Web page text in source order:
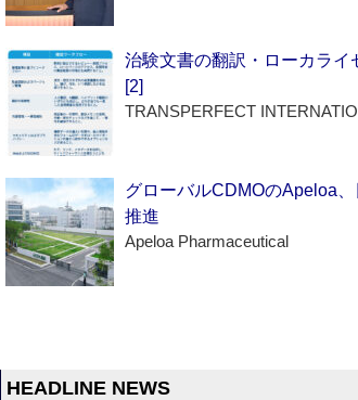
治験文書の翻訳・ローカラ
[2]
TRANSPERFECT
グローバルCDMOのApeloa
推進
Apeloa Pharmaceutical
HEADLINE NEWS